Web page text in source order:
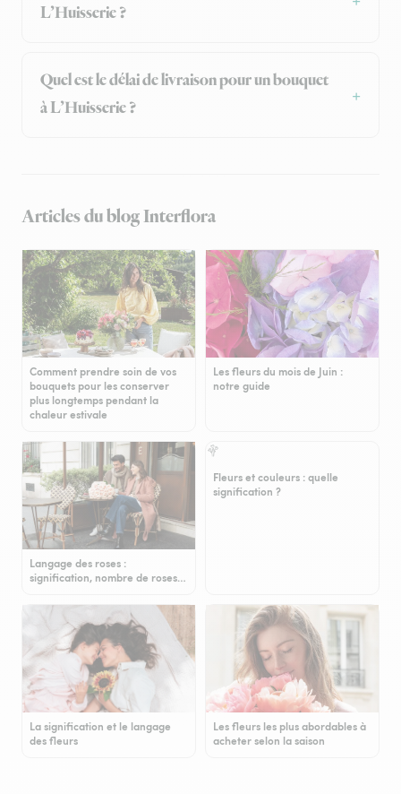
L’Huisserie ?
Quel est le délai de livraison pour un bouquet
à L’Huisserie ?
Articles du blog Interflora
Comment prendre soin de vos
bouquets pour les conserver
plus longtemps pendant la
chaleur estivale
Les fleurs du mois de Juin :
notre guide
Langage des roses :
signification, nombre de roses…
Fleurs et couleurs : quelle
signification ?
La signification et le langage
des fleurs
Les fleurs les plus abordables à
acheter selon la saison